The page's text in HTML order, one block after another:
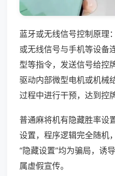
蓝牙或无线信号控制原理
或无线信号与手机等设备
型等指令，发送信号给控
驱动内部微型电机或机械
过程中进行干预，达到控
普通麻将机有隐藏胜率设
设置，程序逻辑完全随机
“隐藏设置”均为骗局，诱
属虚假宣传。